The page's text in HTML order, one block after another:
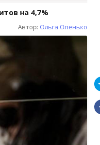
на 4,7%
Автор: Ольга Опенько